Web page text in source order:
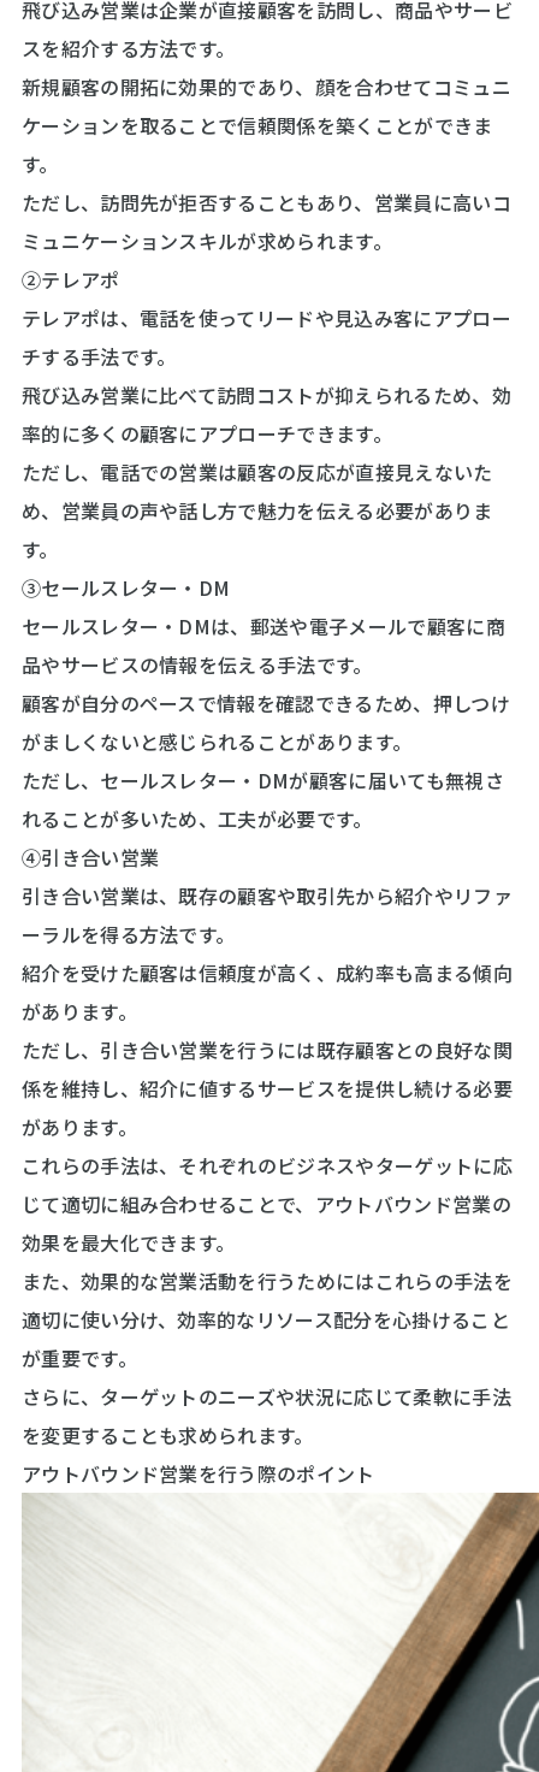
飛び込み営業は企業が直接顧客を訪問し、商品やサービ
スを紹介する方法です。
新規顧客の開拓に効果的であり、顔を合わせてコミュニ
ケーションを取ることで信頼関係を築くことができま
す。
ただし、訪問先が拒否することもあり、営業員に高いコ
ミュニケーションスキルが求められます。
②テレアポ
テレアポは、電話を使ってリードや見込み客にアプロー
チする手法です。
飛び込み営業に比べて訪問コストが抑えられるため、効
率的に多くの顧客にアプローチできます。
ただし、電話での営業は顧客の反応が直接見えないた
め、営業員の声や話し方で魅力を伝える必要がありま
す。
③セールスレター・DM
セールスレター・DMは、郵送や電子メールで顧客に商
品やサービスの情報を伝える手法です。
顧客が自分のペースで情報を確認できるため、押しつけ
がましくないと感じられることがあります。
ただし、セールスレター・DMが顧客に届いても無視さ
れることが多いため、工夫が必要です。
④引き合い営業
引き合い営業は、既存の顧客や取引先から紹介やリファ
ーラルを得る方法です。
紹介を受けた顧客は信頼度が高く、成約率も高まる傾向
があります。
ただし、引き合い営業を行うには既存顧客との良好な関
係を維持し、紹介に値するサービスを提供し続ける必要
があります。
これらの手法は、それぞれのビジネスやターゲットに応
じて適切に組み合わせることで、アウトバウンド営業の
効果を最大化できます。
また、効果的な営業活動を行うためにはこれらの手法を
適切に使い分け、効率的なリソース配分を心掛けること
が重要です。
さらに、ターゲットのニーズや状況に応じて柔軟に手法
を変更することも求められます。
アウトバウンド営業を行う際のポイント